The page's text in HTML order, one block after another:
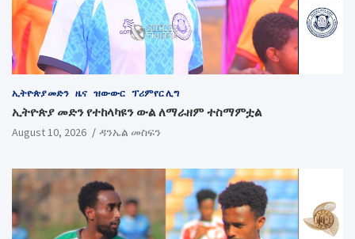
ኢትዮጵያ መድን ዜና ዝውውር ፕሪምየር ሊግ
ኢትዮጵያ መድን የተከላካዩን ውል ለማራዘም ተስማምቷል
August 10, 2026 ዳንኤል መስፍን